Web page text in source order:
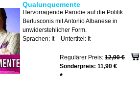
Qualunquemente
Hervorragende Parodie auf die Politik
Berlusconis mit Antonio Albanese in
unwiderstehlicher Form.
Sprachen: It – Untertitel: It
Regulärer Preis: 12,90 €
Sonderpreis: 11,90 €
*